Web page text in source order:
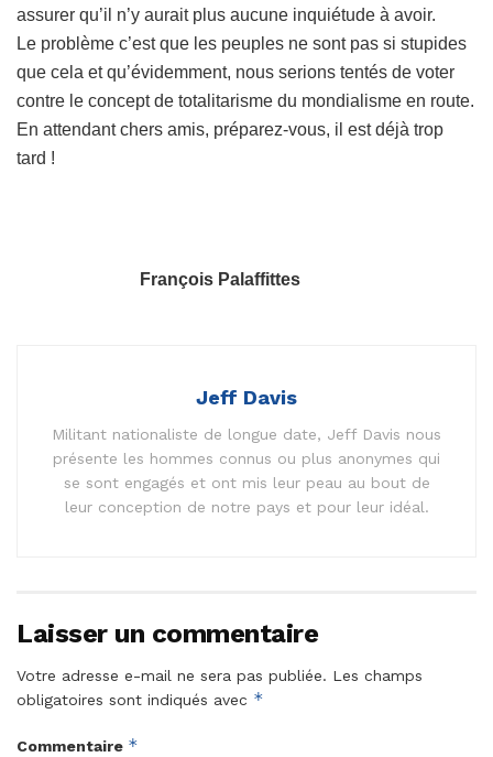
assurer qu’il n’y aurait plus aucune inquiétude à avoir.
Le problème c’est que les peuples ne sont pas si stupides
que cela et qu’évidemment, nous serions tentés de voter
contre le concept de totalitarisme du mondialisme en route.
En attendant chers amis, préparez-vous, il est déjà trop
tard !
François Palaffittes
Jeff Davis
Militant nationaliste de longue date, Jeff Davis nous
présente les hommes connus ou plus anonymes qui
se sont engagés et ont mis leur peau au bout de
leur conception de notre pays et pour leur idéal.
Laisser un commentaire
Votre adresse e-mail ne sera pas publiée. Les champs
obligatoires sont indiqués avec *
Commentaire *